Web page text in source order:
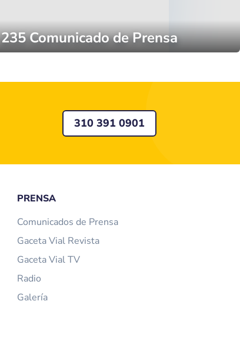
235 Comunicado de Prensa
310 391 0901
PRENSA
Comunicados de Prensa
Gaceta Vial Revista
Gaceta Vial TV
Radio
Galería